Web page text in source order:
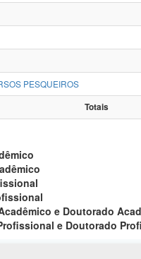
PESQUEIROS
Totais
e Doutorado
e Doutorado